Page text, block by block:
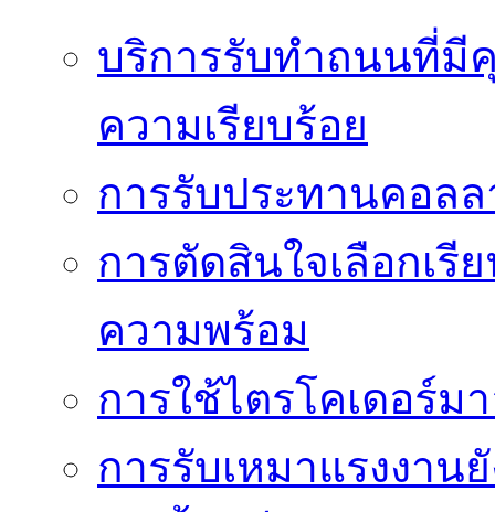
บริการรับทำถนนที่
ความเรียบร้อย
การรับประทานคอลล
การตัดสินใจเลือกเรี
ความพร้อม
การใช้ไตรโคเดอร์ม
การรับเหมาแรงงา